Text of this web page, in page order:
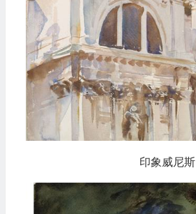
印象威尼斯